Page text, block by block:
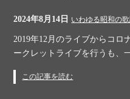
2024年8月14日 いわゆる昭和の
2019年12月のライブからコロ
ークレットライブを行うも、
この記事を読む